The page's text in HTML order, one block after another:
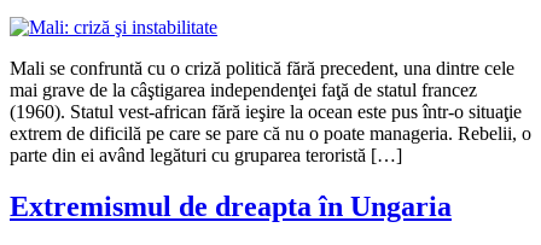
Mali se confruntă cu o criză politică fără precedent, una dintre cele
mai grave de la câştigarea independenţei faţă de statul francez
(1960). Statul vest-african fără ieşire la ocean este pus într-o situaţie
extrem de dificilă pe care se pare că nu o poate manageria. Rebelii, o
parte din ei având legături cu gruparea teroristă […]
Extremismul de dreapta în Ungaria